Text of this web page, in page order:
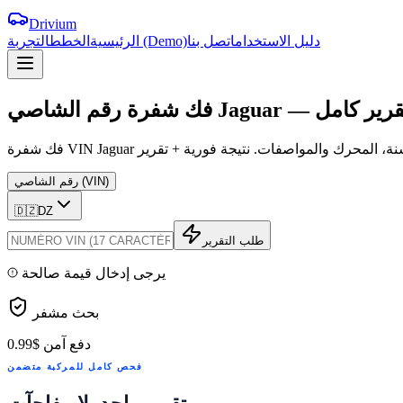
Drivium
الرئيسية الخطط التجربة (Demo) دليل الاستخداماتصل بنا
فك شفرة رقم Jaguar— كامل
رقم الشاصي (VIN)
🇩🇿DZ
طلب التقرير
يرجى إدخال قيمة صالحة
بحث مشفر
دفع آمن $0.99
فحص كامل للمركبة متضمن